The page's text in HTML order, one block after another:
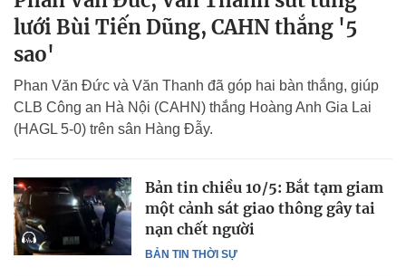
lưới Bùi Tiến Dũng, CAHN thắng '5
sao'
Phan Văn Đức và Văn Thanh đã góp hai bàn thắng, giúp
CLB Công an Hà Nội (CAHN) thắng Hoàng Anh Gia Lai
(HAGL 5-0) trên sân Hàng Đẫy.
BẢN TIN THỜI SỰ
Bản tin chiều 10/5: Bắt tạm giam
một cảnh sát giao thông gây tai
nạn chết người